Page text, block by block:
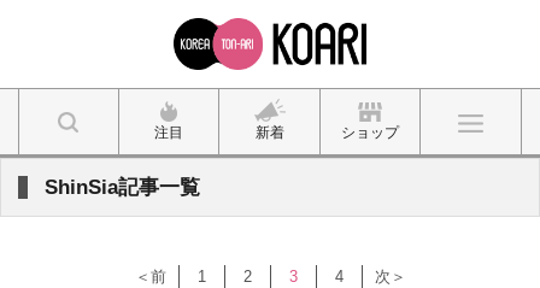
注目 新着 ショップ
ShinSia記事一覧
＜前 1 2 3 4 次＞